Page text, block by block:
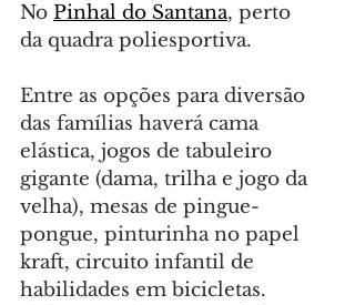
No Pinhal do Santana, perto
da quadra poliesportiva.
Entre as opções para diversão
das famílias haverá cama
elástica, jogos de tabuleiro
gigante (dama, trilha e jogo da
velha), mesas de pingue-
pongue, pinturinha no papel
kraft, circuito infantil de
habilidades em bicicletas.